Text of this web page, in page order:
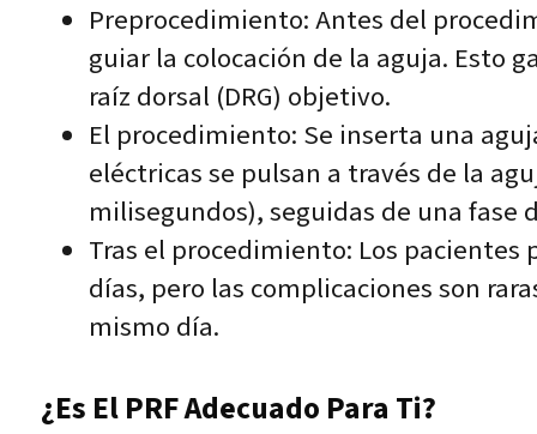
Preprocedimiento: Antes del
guiar la colocación de la aguja. Esto
raíz dorsal (DRG) objetivo.
El procedimiento: Se inserta una
eléctricas se pulsan a través de la
milisegundos), seguidas de una
Tras el procedimiento: Los
días, pero las complicaciones son
mismo día.
¿Es El PRF Adecuado Para Ti?